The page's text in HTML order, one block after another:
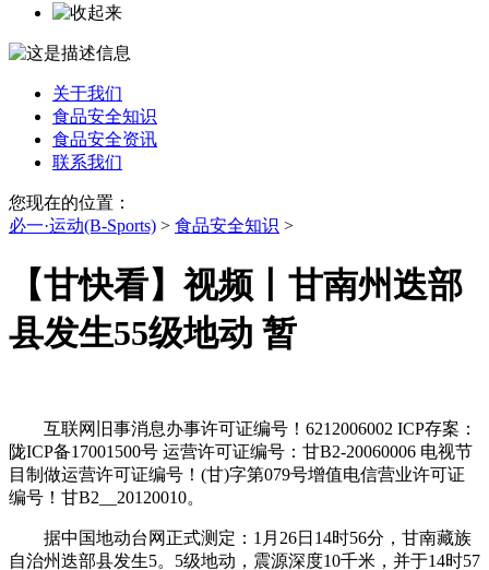
关于我们
食品安全知识
食品安全资讯
联系我们
您现在的位置：
必一·运动(B-Sports) > 食品安全知识 >
【甘快看】视频丨甘南州迭部
县发生55级地动 暂
互联网旧事消息办事许可证编号！6212006002 ICP存案：
陇ICP备17001500号 运营许可证编号：甘B2-20060006 电视节
目制做运营许可证编号！(甘)字第079号增值电信营业许可证
编号！甘B2__20120010。
据中国地动台网正式测定：1月26日14时56分，甘南藏族
自治州迭部县发生5。5级地动，震源深度10千米，并于14时57